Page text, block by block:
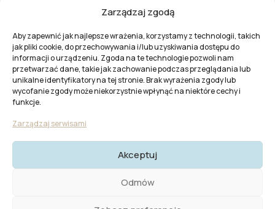
Zarządzaj zgodą
Aby zapewnić jak najlepsze wrażenia, korzystamy z technologii, takich
jak pliki cookie, do przechowywania i/lub uzyskiwania dostępu do
informacji o urządzeniu. Zgoda na te technologie pozwoli nam
przetwarzać dane, takie jak zachowanie podczas przeglądania lub
unikalne identyfikatory na tej stronie. Brak wyrażenia zgody lub
wycofanie zgody może niekorzystnie wpłynąć na niektóre cechy i
funkcje.
Zarządzaj serwisami
Akceptuj
Odmów
Zostań naszym partnerem
Ta strona jest chroniona przez
Prywatności I Cookies